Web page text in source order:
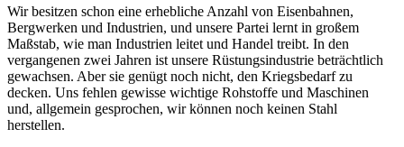
Wir besitzen schon eine erhebliche Anzahl von Eisenbahnen,
Bergwerken und Industrien, und unsere Partei lernt in großem
Maßstab, wie man Industrien leitet und Handel treibt. In den
vergangenen zwei Jahren ist unsere Rüstungsindustrie beträchtlich
gewachsen. Aber sie genügt noch nicht, den Kriegsbedarf zu
decken. Uns fehlen gewisse wichtige Rohstoffe und Maschinen
und, allgemein gesprochen, wir können noch keinen Stahl
herstellen.